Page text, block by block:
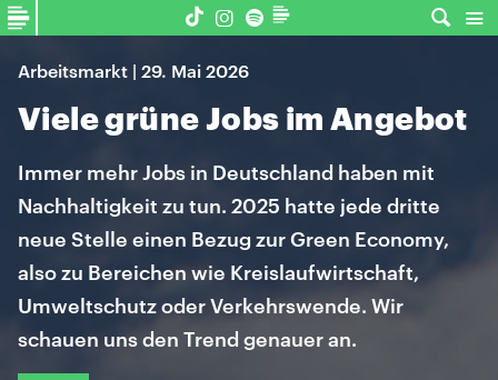
Arbeitsmarkt | 29. Mai 2026
Viele grüne Jobs im Angebot
Immer mehr Jobs in Deutschland haben mit
Nachhaltigkeit zu tun. 2025 hatte jede dritte
neue Stelle einen Bezug zur Green Economy,
also zu Bereichen wie Kreislaufwirtschaft,
Umweltschutz oder Verkehrswende. Wir
schauen uns den Trend genauer an.